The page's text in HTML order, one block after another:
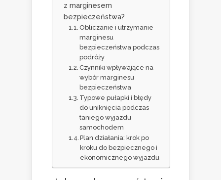
z marginesem
bezpieczeństwa?
Obliczanie i utrzymanie
marginesu
bezpieczeństwa podczas
podróży
Czynniki wpływające na
wybór marginesu
bezpieczeństwa
Typowe pułapki i błędy
do uniknięcia podczas
taniego wyjazdu
samochodem
Plan działania: krok po
kroku do bezpiecznego i
ekonomicznego wyjazdu